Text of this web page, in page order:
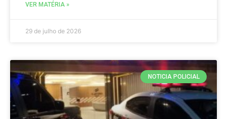
VER MATÉRIA »
29 de julho de 2026
NOTICIA POLICIAL